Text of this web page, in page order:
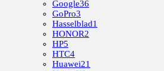
Google36
GoPro3
Hasselblad1
HONOR2
HP5
HTC4
Huawei21